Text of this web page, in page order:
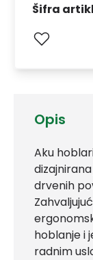
Opis
Aku
drvenih
hoblanje i
radnim
Šifra